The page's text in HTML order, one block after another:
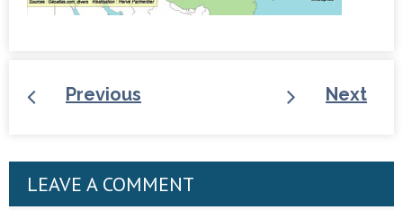
Previous Next
LEAVE A COMMENT